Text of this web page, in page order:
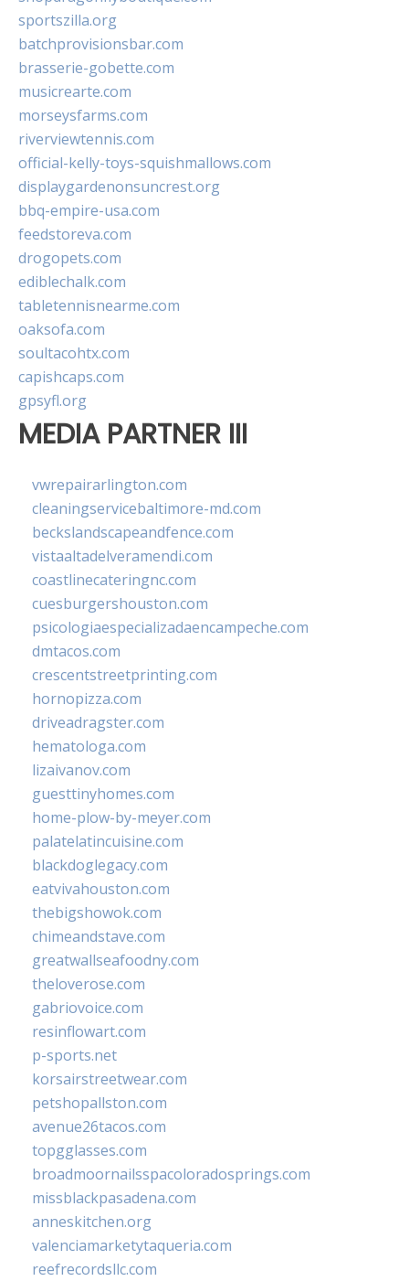
sportszilla.org
batchprovisionsbar.com
brasserie-gobette.com
musicrearte.com
morseysfarms.com
riverviewtennis.com
official-kelly-toys-squishmallows.com
displaygardenonsuncrest.org
bbq-empire-usa.com
feedstoreva.com
drogopets.com
ediblechalk.com
tabletennisnearme.com
oaksofa.com
soultacohtx.com
capishcaps.com
gpsyfl.org
MEDIA PARTNER III
vwrepairarlington.com
cleaningservicebaltimore-md.com
beckslandscapeandfence.com
vistaaltadelveramendi.com
coastlinecateringnc.com
cuesburgershouston.com
psicologiaespecializadaencampeche.com
dmtacos.com
crescentstreetprinting.com
hornopizza.com
driveadragster.com
hematologa.com
lizaivanov.com
guesttinyhomes.com
home-plow-by-meyer.com
palatelatincuisine.com
blackdoglegacy.com
eatvivahouston.com
thebigshowok.com
chimeandstave.com
greatwallseafoodny.com
theloverose.com
gabriovoice.com
resinflowart.com
p-sports.net
korsairstreetwear.com
petshopallston.com
avenue26tacos.com
topgglasses.com
broadmoornailsspacoloradosprings.com
missblackpasadena.com
anneskitchen.org
valenciamarketytaqueria.com
reefrecordsllc.com